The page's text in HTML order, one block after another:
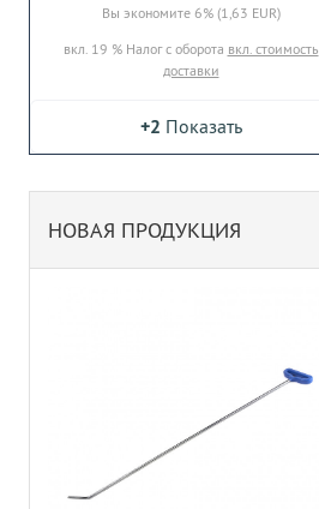
Вы экономите 6% (1,63 EUR)
вкл. 19 % Налог с оборота вкл. стоимость
доставки
+2 Показать
НОВАЯ ПРОДУКЦИЯ